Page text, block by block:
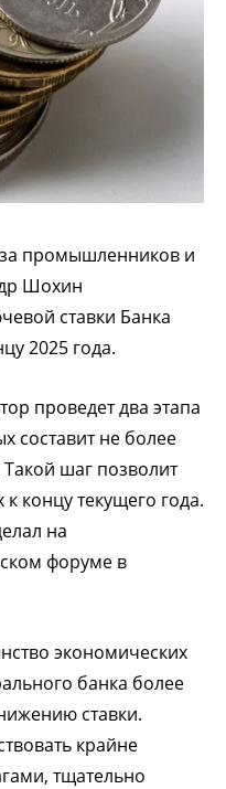
промышленников и
Шохин
ставки Банка
2025 года.
проведет два этапа
составит не более
шаг позволит
концу текущего года.
на
форуме в
экономических
банка более
ставки.
крайне
тщательно